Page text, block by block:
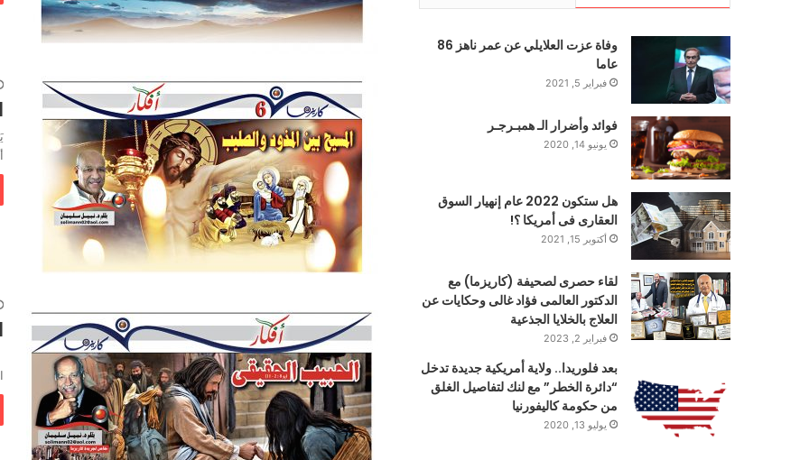
وفاة عزت العلايلي عن عمر ناهز 86
عاما
فبراير 5, 2021
فوائد وأضرار الـ همبـرجـر
يونيو 14, 2020
هل ستكون 2022 عام إنهيار السوق
العقارى فى أمريكا ؟!
أكتوبر 15, 2021
لقاء حصرى لصحيفة (كاريزما) مع
الدكتور العالمى فؤاد غالى وحكايات عن
العلاج بالخلايا الجذعية
فبراير 2, 2023
بعد فلوريدا.. ولاية أمريكية جديدة تدخل
“دائرة الخطر” مع لنك لتفاصيل الغلق
من حكومة كاليفورنيا
يوليو 13, 2020